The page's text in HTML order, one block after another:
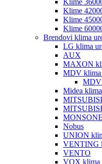
Klime
Klime
Klime
Klime
Brendovi klima
LG klima
AUX
MAXON
MDV klima
MDV
Midea
MONSONE
Nobus
UNION
VENTING
VENTO
VOX klima